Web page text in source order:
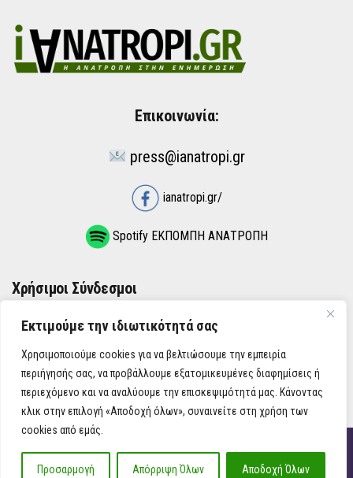
Εκτιμούμε την ιδιωτικότητά σας
Χρησιμοποιούμε cookies για να βελτιώσουμε την εμπειρία
περιήγησής σας, να προβάλλουμε εξατομικευμένες διαφημίσεις ή
περιεχόμενο και να αναλύουμε την επισκεψιμότητά μας. Κάνοντας
κλικ στην επιλογή «Αποδοχή όλων», συναινείτε στη χρήση των
cookies από εμάς.
Προσαρμογή Απόρριψη Όλων Αποδοχή Όλων
Επικοινωνία:
press@ianatropi.gr
ianatropi.gr/
Spotify ΕΚΠΟΜΠΗ ΑΝΑΤΡΟΠΗ
Χρήσιμοι Σύνδεσμοι
ΌΡΟΙ ΧΡΉΣΗΣ
ΠΟΛΙΤΙΚΉ ΑΠΟΡΡΉΤΟΥ
iAnatropi ©